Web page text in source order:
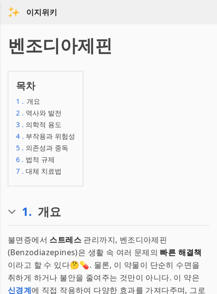
이지위키
벤조디아제핀
목차
1 . 개요
2 . 역사와 발전
3 . 의학적 용도
4 . 부작용과 위험성
5 . 의존성과 중독
6 . 법적 규제
7 . 대체 치료법
1. 개요
불면증에서 스트레스 관리까지, 벤조디아제핀
(Benzodiazepines)은 생활 속 여러 문제의 빠른 해결책
이라고 할 수 있다🤔💊. 물론, 이 약물이 단순히 수면을
취하게 하거나 불안을 줄여주는 것만이 아니다. 이 약은
신경계에 직접 작용하여 다양한 효과를 가져다주며, 그로